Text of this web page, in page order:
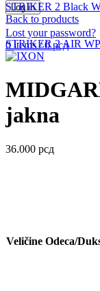
Log in
Lost your password?
0items / 0рсд
STRIKER 2 Black
Back to products
STRIKER 2 AIR
jakna
36.000 рсд
Veličine Odeca/